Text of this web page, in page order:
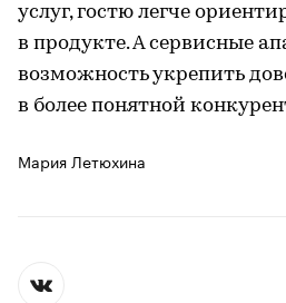
услуг, гостю легче
в продукте. А сервисные
возможность укрепить
в более понятной
Мария Летюхина